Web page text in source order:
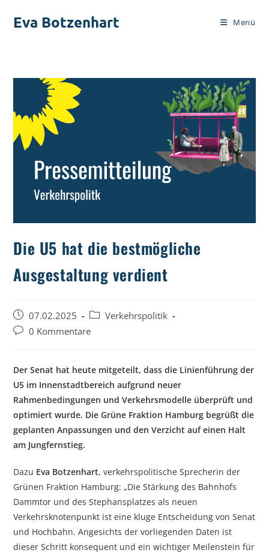
InhaltEva Botzenhart Menü
Die U5 hat die bestmögliche
Ausgestaltung verdient
Beitrag
veröffentlicht:
07.02.2025
Beitrags-
Kategorie:
Verkehrspolitik
Beitrags-
0 Kommentare
Der Senat hat heute mitgeteilt, dass die Linienführung der
U5 im Innenstadtbereich aufgrund neuer
Rahmenbedingungen und Verkehrsmodelle überprüft und
optimiert wurde. Die Grüne Fraktion Hamburg begrüßt die
geplanten Anpassungen und den Verzicht auf einen Halt
am Jungfernstieg.
Dazu Eva Botzenhart, verkehrspolitische Sprecherin der
Grünen Fraktion Hamburg: „Die Stärkung des Bahnhofs
Dammtor und des Stephansplatzes als neuen
Verkehrsknotenpunkt ist eine kluge Entscheidung von Senat
und Hochbahn. Angesichts der vorliegenden Daten ist
dieser Schritt konsequent und ein wichtiger Meilenstein für